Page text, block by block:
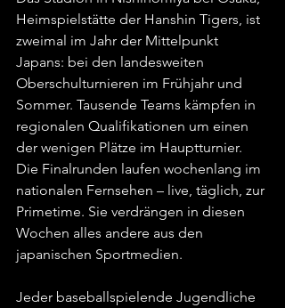
Heimspielstätte der Hanshin Tigers, ist
zweimal im Jahr der Mittelpunkt
Japans: bei den landesweiten
Oberschulturnieren im Frühjahr und
Sommer. Tausende Teams kämpfen in
regionalen Qualifikationen um einen
der wenigen Plätze im Hauptturnier.
Die Finalrunden laufen wochenlang im
nationalen Fernsehen – live, täglich, zur
Primetime. Sie verdrängen in diesen
Wochen alles andere aus den
japanischen Sportmedien.
Jeder baseballspielende Jugendliche